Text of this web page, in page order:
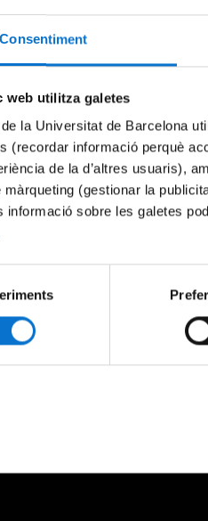
Consentiment
web utilitza galetes
la Universitat de Barcelona
(recordar informació perquè
de la d’altres usuaris),
màrqueting (gestionar la
informació sobre les galetes